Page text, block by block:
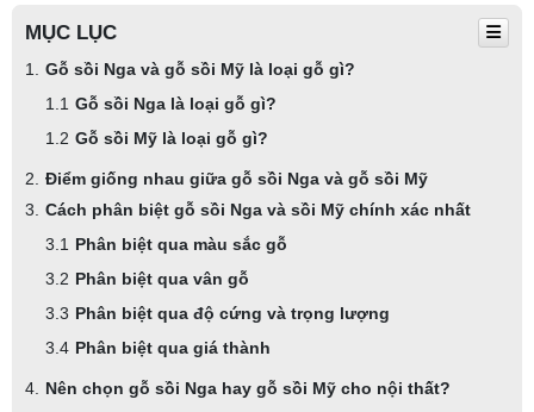
MỤC LỤC
Gỗ sồi Nga và gỗ sồi Mỹ là loại gỗ gì?
Gỗ sồi Nga là loại gỗ gì?
Gỗ sồi Mỹ là loại gỗ gì?
Điểm giống nhau giữa gỗ sồi Nga và gỗ sồi Mỹ
Cách phân biệt gỗ sồi Nga và sồi Mỹ chính xác nhất
Phân biệt qua màu sắc gỗ
Phân biệt qua vân gỗ
Phân biệt qua độ cứng và trọng lượng
Phân biệt qua giá thành
Nên chọn gỗ sồi Nga hay gỗ sồi Mỹ cho nội thất?